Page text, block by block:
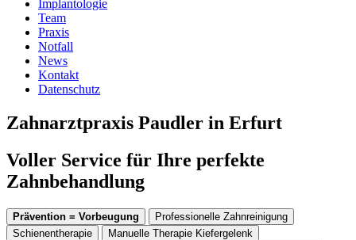
Implantologie
Team
Praxis
Notfall
News
Kontakt
Datenschutz
Zahnarztpraxis Paudler in Erfurt
Voller Service für Ihre perfekte
Zahnbehandlung
Prävention = Vorbeugung
Professionelle Zahnreinigung
Schienentherapie
Manuelle Therapie Kiefergelenk